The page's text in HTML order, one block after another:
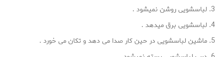
لباسشویی روشن نمیشود .
لباسشویی برق میدهد .
ماشین لباسشویی در حین کار صدا می دهد و تکان می خورد .